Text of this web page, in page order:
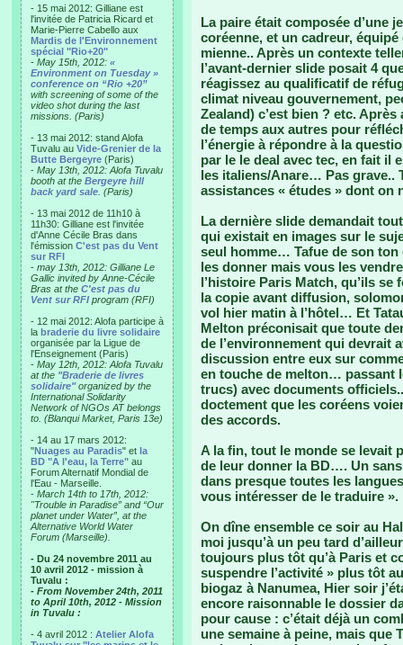
- 15 mai 2012: Gilliane est
l'invitée de Patricia Ricard et
Marie-Pierre Cabello aux
Mardis de l'Environnement
spécial "Rio+20"
- May 15th, 2012: «
Environment on Tuesday »
conference on “Rio +20”
with screening of some of the
video shot during the last
missions. (Paris)
- 13 mai 2012: stand Alofa
Tuvalu au Vide-Grenier de la
Butte Bergeyre (Paris)
- May 13th, 2012: Alofa Tuvalu
booth at the Bergeyre hill
back yard sale . (Paris)
- 13 mai 2012 de 11h10 à
11h30: Gilliane est l'invitée
d'Anne Cécile Bras dans
l'émission C'est pas du Vent
sur RFI
- may 13th, 2012: Gilliane Le
Gallic invited by Anne-Cécile
Bras at the C'est pas du
Vent sur RFI program (RFI)
- 12 mai 2012: Alofa participe à
la braderie du livre solidaire
organisée par la Ligue de
l'Enseignement (Paris)
- May 12th, 2012: Alofa Tuvalu
at the "Braderie de livres
solidaire"organized by the
International Solidarity
Network of NGOs AT belongs
to. (Blanqui Market, Paris 13e)
- 14 au 17 mars 2012:
"Nuages au Paradis" et la
BD "A l'eau, la Terre" au
Forum Alternatif Mondial de
l'Eau - Marseille.
- March 14th to 17th, 2012:
"Trouble in Paradise” and “Our
planet under Water”, at the
Alternative World Water
Forum (Marseille).
- Du 24 novembre 2011 au
10 avril 2012 - mission à
Tuvalu :
- From November 24th, 2011
to April 10th, 2012 - Mission
in Tuvalu :
- 4 avril 2012 : Atelier Alofa
La paire était composée d’une
coréenne, et un cadreur,
mienne.. Après un contexte
l’avant-dernier slide posait 4
réagissez au qualificatif de
climat niveau gouvernement,
Zealand) c’est bien ? etc.
de temps aux autres pour
l’énergie à répondre à la
par le le deal avec tec, en fait il
les italiens/Anare… Pas grave..
assistances « études » dont on
La dernière slide demandait
qui existait en images sur le
seul homme… Tafue de son ton
les donner mais vous les
l’histoire Paris Match, qu’ils
la copie avant diffusion,
vol hier matin à l’hôtel… Et
Melton préconisait que toute
de l’environnement qui devrait
discussion entre eux sur
en touche de melton… passant
trucs) avec documents
doctement que les coréens
des accords.
A la fin, tout le monde se levait
de leur donner la BD…. Un
dans presque toutes les
vous intéresser de le traduire
On dîne ensemble ce soir au
moi jusqu’à un peu tard
toujours plus tôt qu’à Paris et
suspendre l’activité » plus tôt
biogaz à Nanumea, Hier soir
encore raisonnable le dossier
pour cause : c’était déjà un
une semaine à peine, mais que